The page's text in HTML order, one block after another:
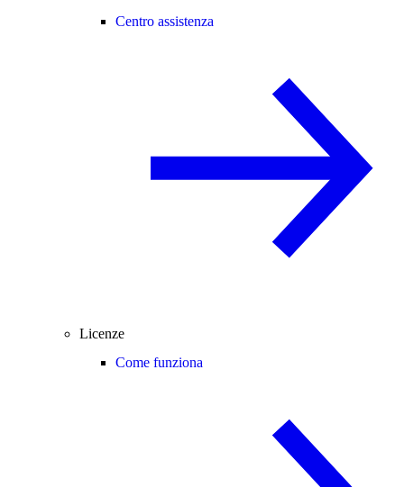
Centro assistenza
Licenze
Come funziona